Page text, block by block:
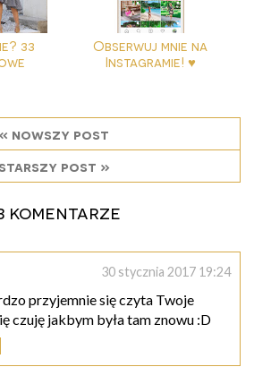
33
Obserwuj mnie na
Instagramie! ♥
« nowszy post
starszy post »
komentarze
30 stycznia 2017 19:24
przyjemnie się czyta Twoje
czuję jakbym była tam znowu :D